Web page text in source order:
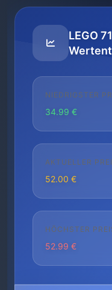
LEGO
NIEDRIGSTER
34.99 €
AKTUELLER
52.00 €
HÖCHSTER
52.99 €